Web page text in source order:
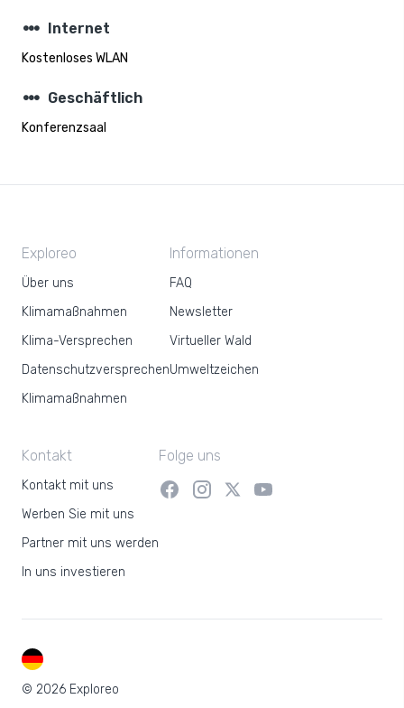
steppers Internet
Kostenloses WLAN
steppers Geschäftlich
Konferenzsaal
Exploreo
Über uns
Klimamaßnahmen
Klima-Versprechen
Datenschutzversprechen
Klimamaßnahmen
Informationen
FAQ
Newsletter
Virtueller Wald
Umweltzeichen
Kontakt
Kontakt mit uns
Werben Sie mit uns
Partner mit uns werden
In uns investieren
Folge uns
© 2026 Exploreo